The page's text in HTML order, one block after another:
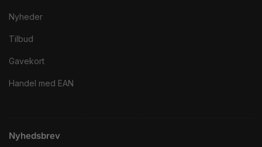
Nyheder
Tilbud
Gavekort
Handel med EAN
Nyhedsbrev